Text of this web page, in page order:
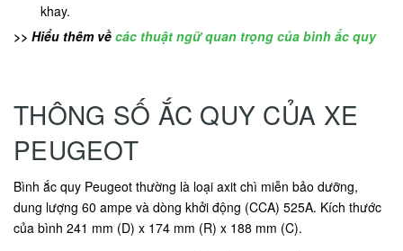
khay.
>> Hiểu thêm về các thuật ngữ quan trọng của bình ắc quy
THÔNG SỐ ẮC QUY CỦA XE
PEUGEOT
Bình ắc quy Peugeot thường là loại axit chì miễn bảo dưỡng,
dung lượng 60 ampe và dòng khởi động (CCA) 525A. Kích thước
của bình 241 mm (D) x 174 mm (R) x 188 mm (C).